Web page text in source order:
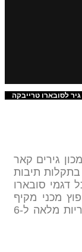
לסובארו טרייבקה
גירים קאר
בתקלות תיבות
דגמי סובארו
מכני מקיף
למכלול הגיר במחיר אטרקטיבי + אחריות מלאה ל-6